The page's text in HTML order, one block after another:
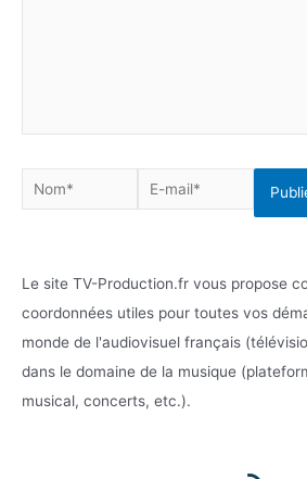
Nom*
E-
mail*
Le site TV-Production.fr vous propose
coordonnées utiles pour toutes vos
monde de l'audiovisuel français
dans le domaine de la musique
musical, concerts, etc.).